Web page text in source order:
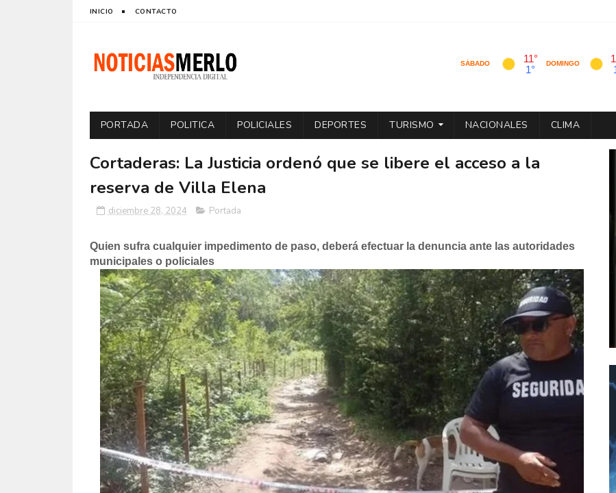
INICIO CONTACTO
PORTADA POLITICA POLICIALES DEPORTES TURISMO NACIONALES CLIMA
Cortaderas: La Justicia ordenó que se libere el acceso a la
reserva de Villa Elena
diciembre 28, 2024 Portada
Quien sufra cualquier impedimento de paso, deberá efectuar la denuncia ante las autoridades
municipales o policiales